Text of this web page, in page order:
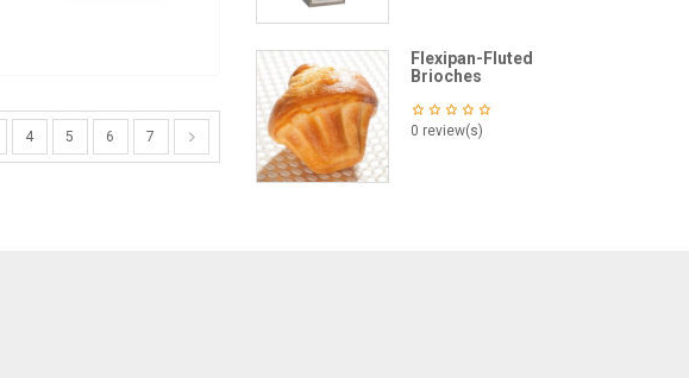
4 5 6 7
Flexipan-Fluted
Brioches
0 review(s)